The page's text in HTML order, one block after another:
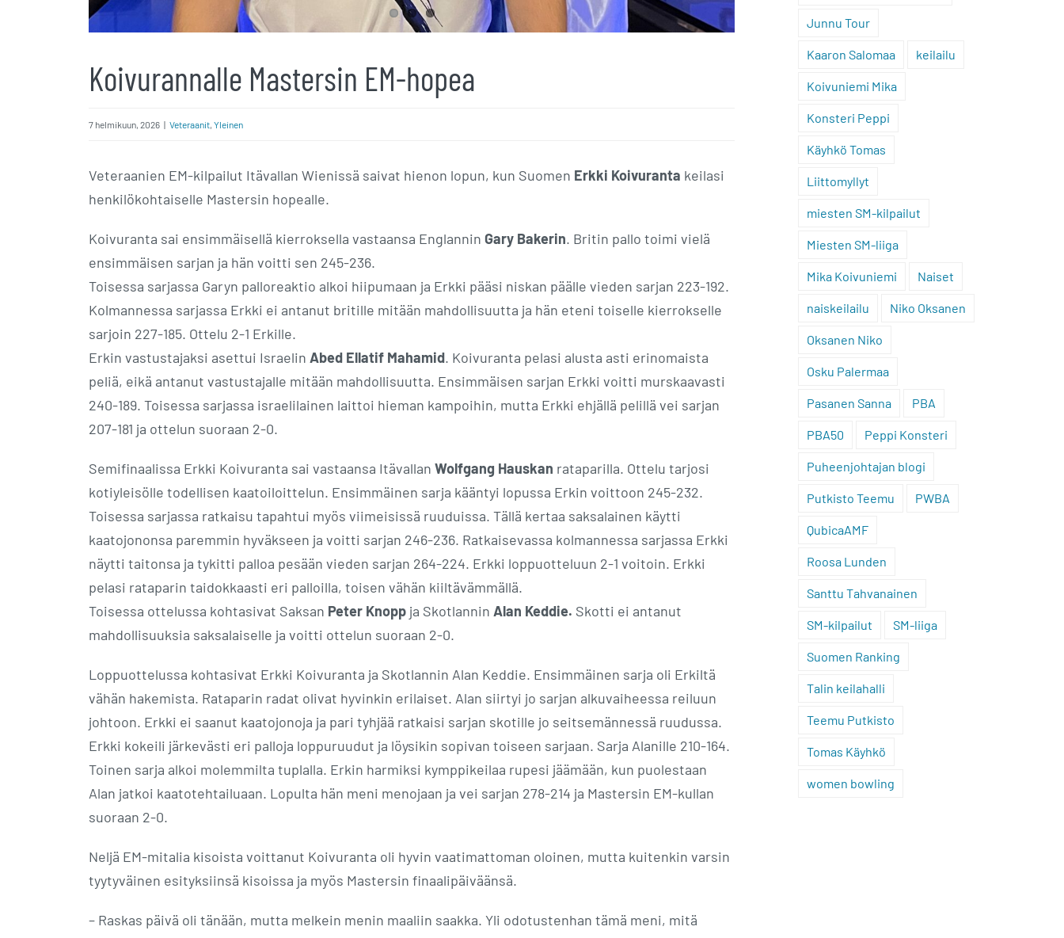
Koivurannalle Mastersin EM-hopea
7 helmikuun, 2026 | Veteraanit, Yleinen
Veteraanien EM-kilpailut Itävallan Wienissä saivat hienon lopun, kun Suomen Erkki Koivuranta keilasi
henkilökohtaiselle Mastersin hopealle.
Koivuranta sai ensimmäisellä kierroksella vastaansa Englannin Gary Bakerin. Britin pallo toimi vielä
ensimmäisen sarjan ja hän voitti sen 245-236.
Toisessa sarjassa Garyn palloreaktio alkoi hiipumaan ja Erkki pääsi niskan päälle vieden sarjan 223-192.
Kolmannessa sarjassa Erkki ei antanut britille mitään mahdollisuutta ja hän eteni toiselle kierrokselle
sarjoin 227-185. Ottelu 2-1 Erkille.
Erkin vastustajaksi asettui Israelin Abed Ellatif Mahamid. Koivuranta pelasi alusta asti erinomaista
peliä, eikä antanut vastustajalle mitään mahdollisuutta. Ensimmäisen sarjan Erkki voitti murskaavasti
240-189. Toisessa sarjassa israelilainen laittoi hieman kampoihin, mutta Erkki ehjällä pelillä vei sarjan
207-181 ja ottelun suoraan 2-0.
Semifinaalissa Erkki Koivuranta sai vastaansa Itävallan Wolfgang Hauskan rataparilla. Ottelu tarjosi
kotiyleisölle todellisen kaatoiloittelun. Ensimmäinen sarja kääntyi lopussa Erkin voittoon 245-232.
Toisessa sarjassa ratkaisu tapahtui myös viimeisissä ruuduissa. Tällä kertaa saksalainen käytti
kaatojononsa paremmin hyväkseen ja voitti sarjan 246-236. Ratkaisevassa kolmannessa sarjassa Erkki
näytti taitonsa ja tykitti palloa pesään vieden sarjan 264-224. Erkki loppuotteluun 2-1 voitoin. Erkki
pelasi rataparin taidokkaasti eri palloilla, toisen vähän kiiltävämmällä.
Toisessa ottelussa kohtasivat Saksan Peter Knopp ja Skotlannin Alan Keddie. Skotti ei antanut
mahdollisuuksia saksalaiselle ja voitti ottelun suoraan 2-0.
Loppuottelussa kohtasivat Erkki Koivuranta ja Skotlannin Alan Keddie. Ensimmäinen sarja oli Erkiltä
vähän hakemista. Rataparin radat olivat hyvinkin erilaiset. Alan siirtyi jo sarjan alkuvaiheessa reiluun
johtoon. Erkki ei saanut kaatojonoja ja pari tyhjää ratkaisi sarjan skotille jo seitsemännessä ruudussa.
Erkki kokeili järkevästi eri palloja loppuruudut ja löysikin sopivan toiseen sarjaan. Sarja Alanille 210-164.
Toinen sarja alkoi molemmilta tuplalla. Erkin harmiksi kymppikeilaa rupesi jäämään, kun puolestaan
Alan jatkoi kaatotehtailuaan. Lopulta hän meni menojaan ja vei sarjan 278-214 ja Mastersin EM-kullan
suoraan 2-0.
Neljä EM-mitalia kisoista voittanut Koivuranta oli hyvin vaatimattoman oloinen, mutta kuitenkin varsin
tyytyväinen esityksiinsä kisoissa ja myös Mastersin finaalipäiväänsä.
– Raskas päivä oli tänään, mutta melkein menin maaliin saakka. Yli odotustenhan tämä meni, mitä
Junnu Tour
Kaaron Salomaa keilailu
Koivuniemi Mika
Konsteri Peppi
Käyhkö Tomas
Liittomyllyt
miesten SM-kilpailut
Miesten SM-liiga
Mika Koivuniemi Naiset
naiskeilailu Niko Oksanen
Oksanen Niko
Osku Palermaa
Pasanen Sanna PBA
PBA50 Peppi Konsteri
Puheenjohtajan blogi
Putkisto Teemu PWBA
QubicaAMF
Roosa Lunden
Santtu Tahvanainen
SM-kilpailut SM-liiga
Suomen Ranking
Talin keilahalli
Teemu Putkisto
Tomas Käyhkö
women bowling